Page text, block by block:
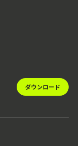
ダウンロード